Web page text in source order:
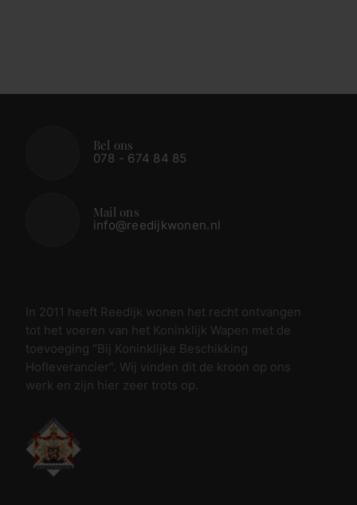
Bel ons
078 - 674 84 85
Mail ons
info@reedijkwonen.nl
In 2011 heeft Reedijk wonen het recht ontvangen
tot het voeren van het Koninklijk Wapen met de
toevoeging “Bij Koninklijke Beschikking
Hofleverancier”. Wij vinden dit de kroon op ons
werk en zijn hier zeer trots op.